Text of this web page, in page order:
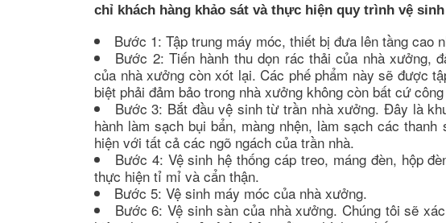
chỉ khách hàng khảo sát và thực hiện quy trình vệ
Bước 1: Tập trung máy móc, thiết bị đưa lên tầng cao
Bước 2: Tiến hành thu dọn rác thải của nhà xưởng,
của nhà xưởng còn xót lại. Các phế phẩm này sẽ được
biệt phải đảm bảo trong nhà xưởng không còn bất cứ
Bước 3: Bắt đầu vệ sinh từ trần nhà xưởng. Đây là
hành làm sạch bụi bẩn, màng nhện, làm sạch các
hiện với tất cả các ngõ ngách của trần nhà.
Bước 4: Vệ sinh hệ thống cáp treo, máng đèn, hộp
thực hiện tỉ mỉ và cẩn thận.
Bước 5: Vệ sinh máy móc của nhà xưởng.
Bước 6: Vệ sinh sàn của nhà xưởng. Chúng tôi sẽ